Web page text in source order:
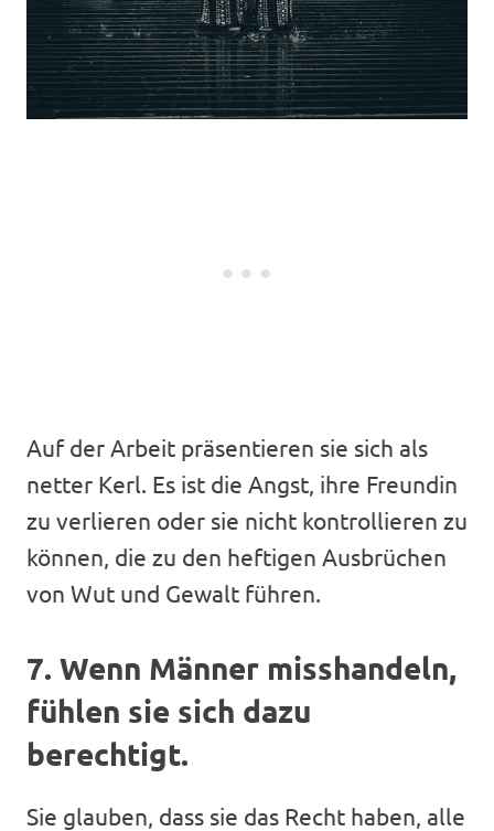
Auf der Arbeit präsentieren sie sich als
netter Kerl. Es ist die Angst, ihre Freundin
zu verlieren oder sie nicht kontrollieren zu
können, die zu den heftigen Ausbrüchen
von Wut und Gewalt führen.
7. Wenn Männer misshandeln,
fühlen sie sich dazu
berechtigt.
Sie glauben, dass sie das Recht haben, alle